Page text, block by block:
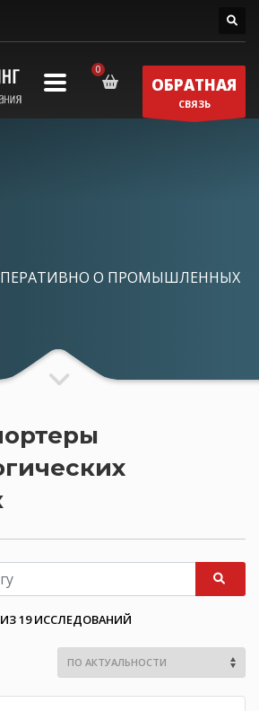
ОБРАТНАЯ
СВЯЗЬ
О ПРОМЫШЛЕННЫХ
19 ИССЛЕДОВАНИЙ